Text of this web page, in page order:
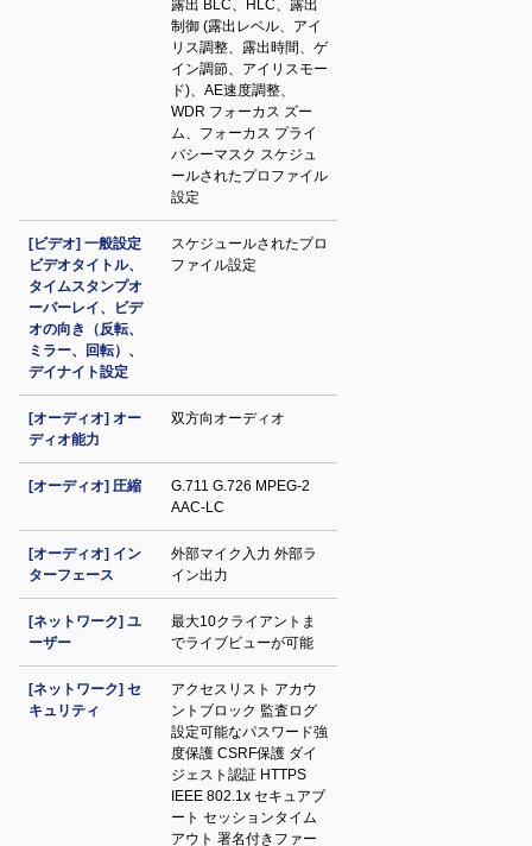
露出 BLC、HLC、露出
制御 (露出レベル、アイ
リス調整、露出時間、ゲ
イン調節、アイリスモー
ド)、AE速度調整、
WDR フォーカス ズー
ム、フォーカス プライ
バシーマスク スケジュ
ールされたプロファイル
設定
[ビデオ] 一般設定
ビデオタイトル、
タイムスタンプオ
ーバーレイ、ビデ
オの向き（反転、
ミラー、回転）、
デイナイト設定
スケジュールされたプロ
ファイル設定
[オーディオ] オー
ディオ能力
双方向オーディオ
[オーディオ] 圧縮
G.711 G.726 MPEG-2
AAC-LC
[オーディオ] イン
ターフェース
外部マイク入力 外部ラ
イン出力
[ネットワーク] ユ
ーザー
最大10クライアントま
でライブビューが可能
[ネットワーク] セ
キュリティ
アクセスリスト アカウ
ントブロック 監査ログ
設定可能なパスワード強
度保護 CSRF保護 ダイ
ジェスト認証 HTTPS
IEEE 802.1x セキュアブ
ート セッションタイム
アウト 署名付きファー